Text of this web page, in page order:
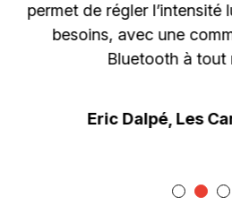
permet de régler l’intensité
besoins, avec une
Bluetooth à tout
Eric Dalpé, Les